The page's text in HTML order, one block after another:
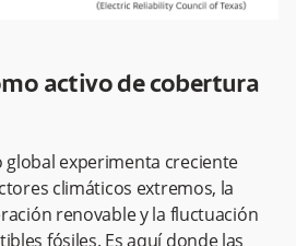
activo de cobertura
global experimenta creciente
climáticos extremos, la
renovable y la fluctuación
fósiles. Es aquí donde las